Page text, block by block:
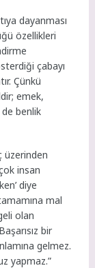
dayanması
özellikleri
çabayı
Çünkü
emek,
de benlik
üzerinden
insan
diye
mal
olan
bir
gelmez.
yapmaz.”